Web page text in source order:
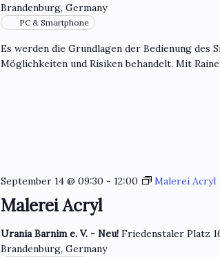
Brandenburg, Germany
PC & Smartphone
Es werden die Grundlagen der Bedienung des
Möglichkeiten und Risiken behandelt. Mit
Malerei Acryl
September 14 @ 09:30 - 12:00 Malerei Acryl
Urania Barnim e. V. - Neu!Friedenstaler Platz
Brandenburg, Germany